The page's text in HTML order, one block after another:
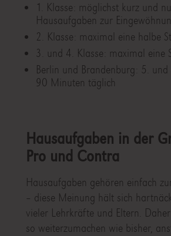
1. Klasse: möglichst kurz und
Hausaufgaben zur
2. Klasse: maximal eine halbe
3. und 4. Klasse: maximal eine
Berlin und Brandenburg: 5. und
90 Minuten täglich
Hausaufgaben in der
Pro und Contra
Hausaufgaben gehören einfach
– diese Meinung hält sich
vieler Lehrkräfte und Eltern.
so weiterzumachen wie bisher,